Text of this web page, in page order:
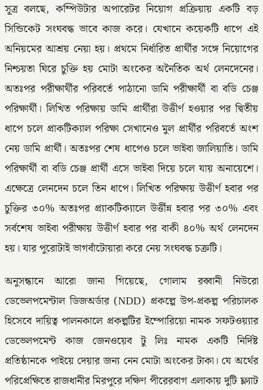
সূ্ত্র বলছে, কম্পিউটার অপারেটর নিয়োগ প্রক্রিয়ায় একটি বড়
সিন্ডিকেট সংঘবদ্ধ ভাবে কাজ করে। যেখানে কয়েকটি ধাপে এই
অনিয়মের আশ্রয় নেয়া হয়। প্রথমে নির্ধারিত প্রার্থীর সঙ্গে নিয়োগের
নিশ্চয়তা ঘিরে চুক্তি হয় মোটা অংকের অনৈতিক অর্থ লেনদেনের।
অতঃপর পরীক্ষার্থীর পরিবর্তে পাঠানো ডামি পরীক্ষার্থী বা বডি চেঞ্জ
পরিক্ষার্থী। লিখিত পরিক্ষায় ডামি প্রার্থীরা উত্তীর্ণ হওয়ার পর দ্বিতীয়
ধাপে চলে প্রাকটিক্যাল পরিক্ষা সেখানেও মুল প্রার্থীর পরিবর্তে অংশ
নেয় ডামি প্রার্থী। অতঃপর শেষ ধাপেও চলে ভাইবা জালিয়াতি। ডামি
পরিক্ষার্থী বা বডি চেঞ্জ প্রার্থী এসে ভাইবা দিয়ে চলে যায় অনায়েশে।
এক্ষেত্রে লেনদেন চলে তিন ধাপে। লিখিত পরিক্ষায় উত্তীর্ণ হবার পর
চুক্তির ৩০% অতঃপর প্র্যাকটিক্যালে উর্ত্তীন্ন হবার পর ৩০% এবং
সর্বশেষ ভাইবা পরীক্ষায় উত্তীর্ণ হবার পর বাকী ৪০% অর্থ লেনদেন
হয়। যার পুরোটাই ভাগবাঁটোয়ারা করে নেয় সংঘবদ্ধ চক্রটি।
অনুসন্ধানে আরো জানা গিয়েছে, গোলাম রব্বানী নিউরো
ডেভেলপমেন্টাল ডিজঅর্ডার (NDD) প্রকল্পে উপ-প্রকল্প পরিচালক
হিসেবে দায়িত্ব পালনকালে প্রকল্পটির ইম্পোরিয়ো নামক সফটওয়্যার
ডেভেলপমেন্ট কাজ জেনওয়েব টু লিঃ নামক একটি নির্দিষ্ট
প্রতিষ্ঠানকে পাইয়ে দেয়ার জন্য নেন মোটা অংকের টাকা। যে অর্থের
পরিপ্রেক্ষিতে রাজধানীর মিরপুরে দক্ষিণ পীরেরবাগ এলাকায় দুটি ফ্ল্যাট